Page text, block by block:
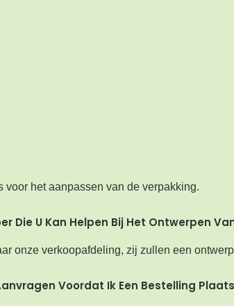
voor het aanpassen van de verpakking.
Die U Kan Helpen Bij Het Ontwerpen
onze verkoopafdeling, zij zullen een
Voordat Ik Een Bestelling